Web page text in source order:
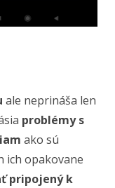
ale neprináša len
problémy s
ako sú
ich opakovane
pripojený k